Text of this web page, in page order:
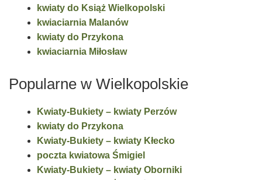
kwiaty do Książ Wielkopolski
kwiaciarnia Malanów
kwiaty do Przykona
kwiaciarnia Miłosław
Popularne w Wielkopolskie
Kwiaty-Bukiety – kwiaty Perzów
kwiaty do Przykona
Kwiaty-Bukiety – kwiaty Kłecko
poczta kwiatowa Śmigiel
Kwiaty-Bukiety – kwiaty Oborniki